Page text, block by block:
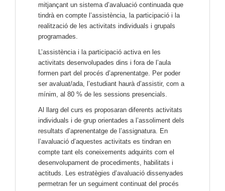
mitjançant un sistema d’avaluació continuada que
tindrà en compte l’assistència, la participació i la
realització de les activitats individuals i grupals
programades.
L’assistència i la participació activa en les
activitats desenvolupades dins i fora de l’aula
formen part del procés d’aprenentatge. Per poder
ser avaluat/ada, l’estudiant haurà d’assistir, com a
mínim, al 80 % de les sessions presencials.
Al llarg del curs es proposaran diferents activitats
individuals i de grup orientades a l’assoliment dels
resultats d’aprenentatge de l’assignatura. En
l’avaluació d’aquestes activitats es tindran en
compte tant els coneixements adquirits com el
desenvolupament de procediments, habilitats i
actituds. Les estratègies d’avaluació dissenyades
permetran fer un seguiment continuat del procés